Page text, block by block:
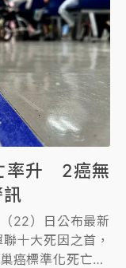
率升 2癌無
22）日公布最新
十大死因之首，
癌標準化死亡率